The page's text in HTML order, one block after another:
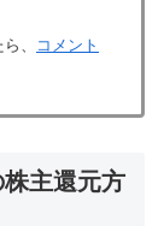
、
コメント
主還元方